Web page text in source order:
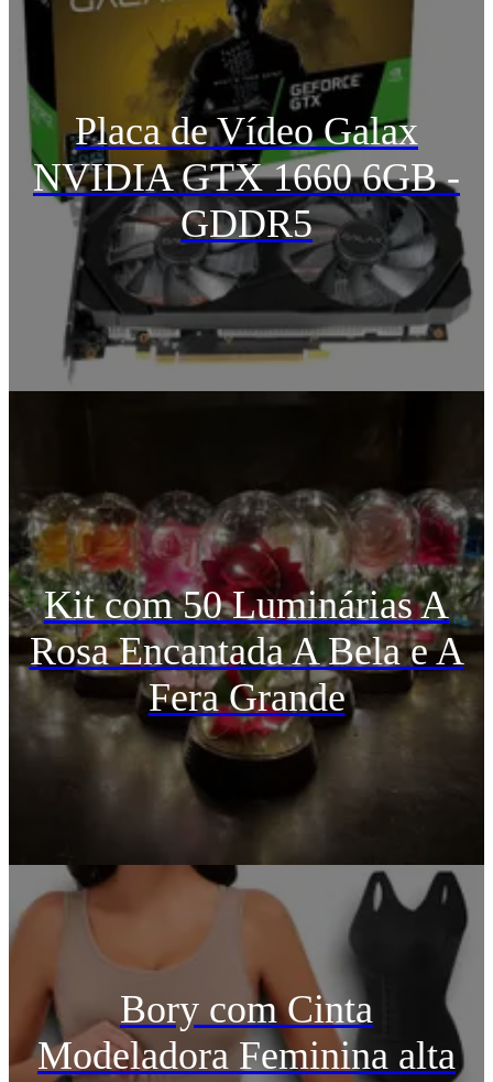
Placa de Vídeo Galax
NVIDIA GTX 1660 6GB -
GDDR5
Kit com 50 Luminárias A
Rosa Encantada A Bela e A
Fera Grande
Bory com Cinta
Modeladora Feminina alta